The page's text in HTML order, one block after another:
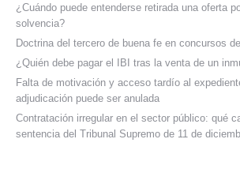
¿Cuándo puede entenderse retirada una oferta
solvencia?
Doctrina del tercero de buena fe en concursos
¿Quién debe pagar el IBI tras la venta de un
Falta de motivación y acceso tardío al
adjudicación puede ser anulada
Contratación irregular en el sector público: qué
sentencia del Tribunal Supremo de 11 de